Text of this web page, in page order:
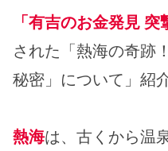
「有吉のお金発見 突
された「熱海の奇跡
秘密」について」紹
熱海は、古くから温